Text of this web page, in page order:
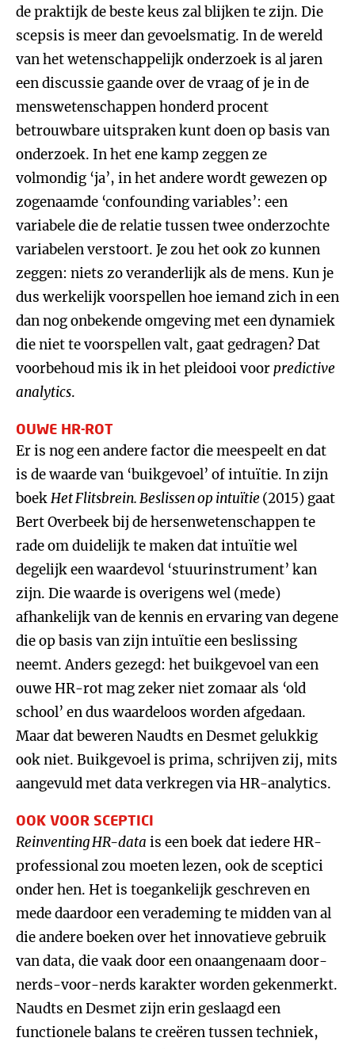
de praktijk de beste keus zal blijken te zijn. Die
scepsis is meer dan gevoelsmatig. In de wereld
van het wetenschappelijk onderzoek is al jaren
een discussie gaande over de vraag of je in de
menswetenschappen honderd procent
betrouwbare uitspraken kunt doen op basis van
onderzoek. In het ene kamp zeggen ze
volmondig ‘ja’, in het andere wordt gewezen op
zogenaamde ‘confounding variables’: een
variabele die de relatie tussen twee onderzochte
variabelen verstoort. Je zou het ook zo kunnen
zeggen: niets zo veranderlijk als de mens. Kun je
dus werkelijk voorspellen hoe iemand zich in een
dan nog onbekende omgeving met een dynamiek
die niet te voorspellen valt, gaat gedragen? Dat
voorbehoud mis ik in het pleidooi voorpredictive
analytics.
OUWE HR-ROT
Er is nog een andere factor die meespeelt en dat
is de waarde van ‘buikgevoel’ of intuïtie. In zijn
boekHet Flitsbrein. Beslissen op intuïtie (2015) gaat
Bert Overbeek bij de hersenwetenschappen te
rade om duidelijk te maken dat intuïtie wel
degelijk een waardevol ‘stuurinstrument’ kan
zijn. Die waarde is overigens wel (mede)
afhankelijk van de kennis en ervaring van degene
die op basis van zijn intuïtie een beslissing
neemt. Anders gezegd: het buikgevoel van een
ouwe HR-rot mag zeker niet zomaar als ‘old
school’ en dus waardeloos worden afgedaan.
Maar dat beweren Naudts en Desmet gelukkig
ook niet. Buikgevoel is prima, schrijven zij, mits
aangevuld met data verkregen via HR-analytics.
OOK VOOR SCEPTICI
Reinventing HR-data is een boek dat iedere HR-
professional zou moeten lezen, ook de sceptici
onder hen. Het is toegankelijk geschreven en
mede daardoor een verademing te midden van al
die andere boeken over het innovatieve gebruik
van data, die vaak door een onaangenaam door-
nerds-voor-nerds karakter worden gekenmerkt.
Naudts en Desmet zijn erin geslaagd een
functionele balans te creëren tussen techniek,